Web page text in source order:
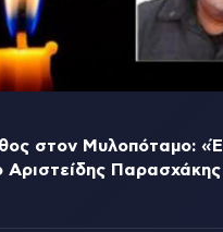
στον Μυλοπόταμο:
Παρασχάκης